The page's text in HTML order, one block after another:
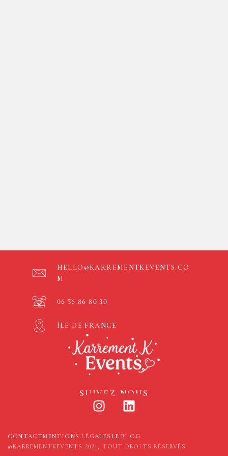
HELLO@KARREMENTKEVENTS.CO
M
06 56 86 80 30
ÎLE DE FRANCE
SUIVEZ-NOUS
CONTACTMENTIONS LÉGALES LE BLOG
©KARREMENTKEVENTS 2021, TOUT DROITS RÉSERVÉS